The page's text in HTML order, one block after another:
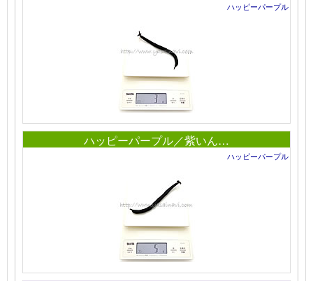
ハッピーパープル
ハッピーパープル／紫いん…
ハッピーパープル